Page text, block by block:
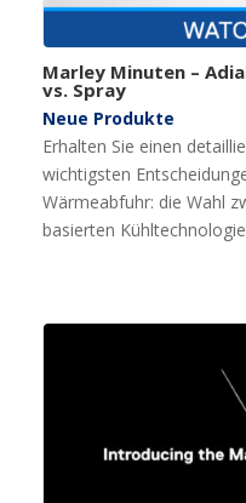
Marley Minuten –
vs. Spray
Neue Produkte
Erhalten Sie einen
wichtigsten
Wärmeabfuhr: die Wahl
basierten